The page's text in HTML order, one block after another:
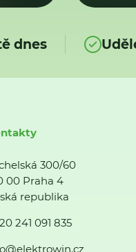
dnes
300/60
00 Praha 4
republika
241 091 835